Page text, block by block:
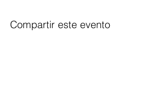
Compartir este evento